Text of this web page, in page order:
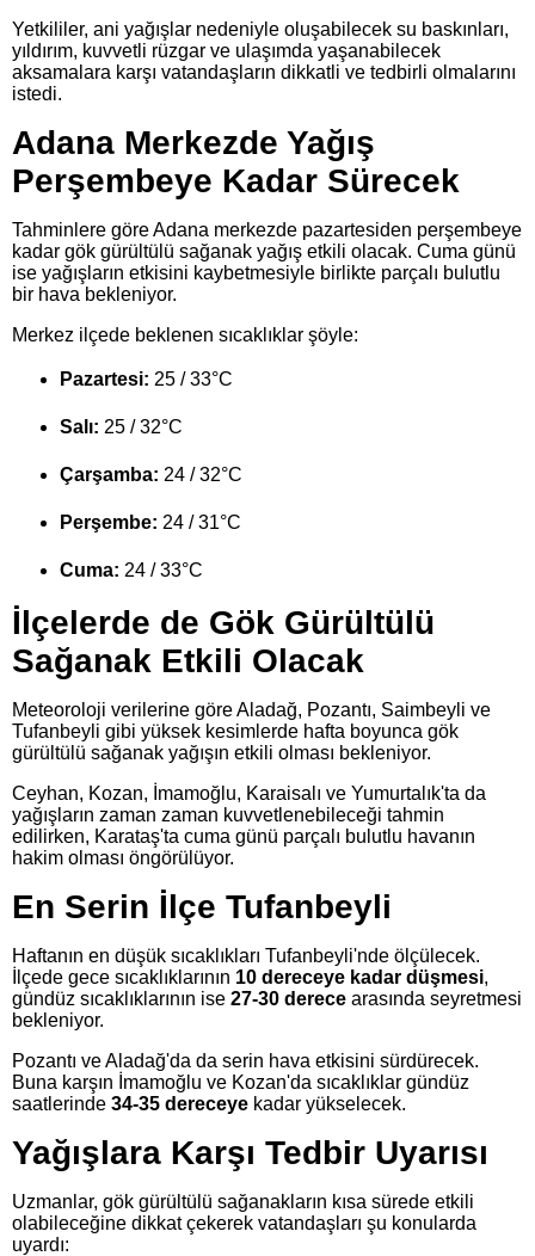
Yetkililer, ani yağışlar nedeniyle oluşabilecek su baskınları,
yıldırım, kuvvetli rüzgar ve ulaşımda yaşanabilecek
aksamalara karşı vatandaşların dikkatli ve tedbirli olmalarını
istedi.
Adana Merkezde Yağış
Perşembeye Kadar Sürecek
Tahminlere göre Adana merkezde pazartesiden perşembeye
kadar gök gürültülü sağanak yağış etkili olacak. Cuma günü
ise yağışların etkisini kaybetmesiyle birlikte parçalı bulutlu
bir hava bekleniyor.
Merkez ilçede beklenen sıcaklıklar şöyle:
Pazartesi: 25 / 33°C
Salı: 25 / 32°C
Çarşamba: 24 / 32°C
Perşembe: 24 / 31°C
Cuma: 24 / 33°C
İlçelerde de Gök Gürültülü
Sağanak Etkili Olacak
Meteoroloji verilerine göre Aladağ, Pozantı, Saimbeyli ve
Tufanbeyli gibi yüksek kesimlerde hafta boyunca gök
gürültülü sağanak yağışın etkili olması bekleniyor.
Ceyhan, Kozan, İmamoğlu, Karaisalı ve Yumurtalık'ta da
yağışların zaman zaman kuvvetlenebileceği tahmin
edilirken, Karataş'ta cuma günü parçalı bulutlu havanın
hakim olması öngörülüyor.
En Serin İlçe Tufanbeyli
Haftanın en düşük sıcaklıkları Tufanbeyli'nde ölçülecek.
İlçede gece sıcaklıklarının 10 dereceye kadar düşmesi,
gündüz sıcaklıklarının ise 27-30 derece arasında seyretmesi
bekleniyor.
Pozantı ve Aladağ'da da serin hava etkisini sürdürecek.
Buna karşın İmamoğlu ve Kozan'da sıcaklıklar gündüz
saatlerinde 34-35 dereceye kadar yükselecek.
Yağışlara Karşı Tedbir Uyarısı
Uzmanlar, gök gürültülü sağanakların kısa sürede etkili
olabileceğine dikkat çekerek vatandaşları şu konularda
uyardı: